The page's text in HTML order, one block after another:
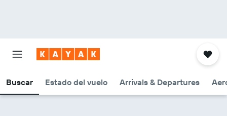
Buscar Estado del vuelo Arrivals & Departures